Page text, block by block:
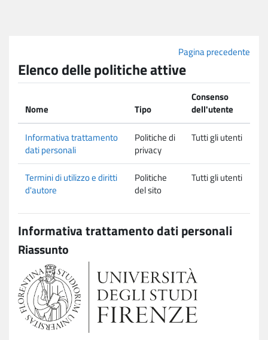
Pagina precedente
Elenco delle politiche attive
Nome Tipo
Consenso
dell'utente
Informativa trattamento
dati personali
Politiche di
privacy
Tutti gli utenti
Termini di utilizzo e diritti
d'autore
Politiche
del sito
Tutti gli utenti
Informativa trattamento dati personali
Riassunto